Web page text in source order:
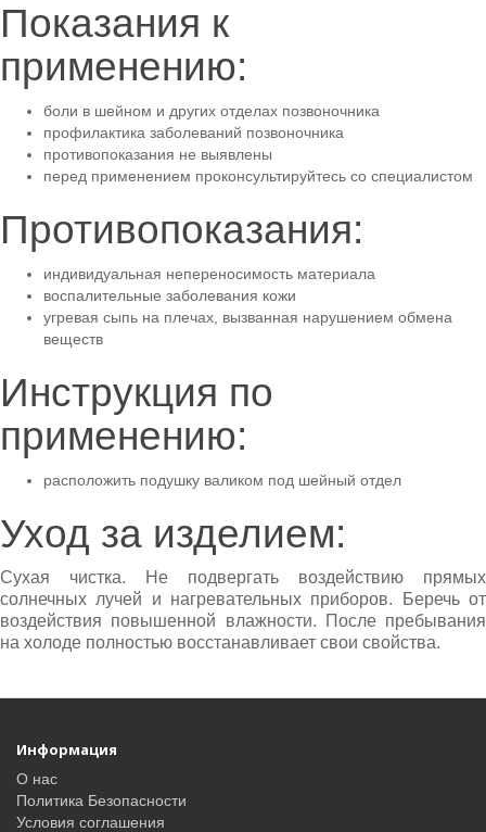
Показания к
применению:
боли в шейном и других отделах позвоночника
профилактика заболеваний позвоночника
противопоказания не выявлены
перед применением проконсультируйтесь со специалистом
Противопоказания:
индивидуальная непереносимость материала
воспалительные заболевания кожи
угревая сыпь на плечах, вызванная нарушением обмена
веществ
Инструкция по
применению:
расположить подушку валиком под шейный отдел
Уход за изделием:
Cухая чистка. Не подвергать воздействию прямых
солнечных лучей и нагревательных приборов. Беречь от
воздействия повышенной влажности. После пребывания
на холоде полностью восстанавливает свои свойства.
Информация
О нас
Политика Безопасности
Условия соглашения